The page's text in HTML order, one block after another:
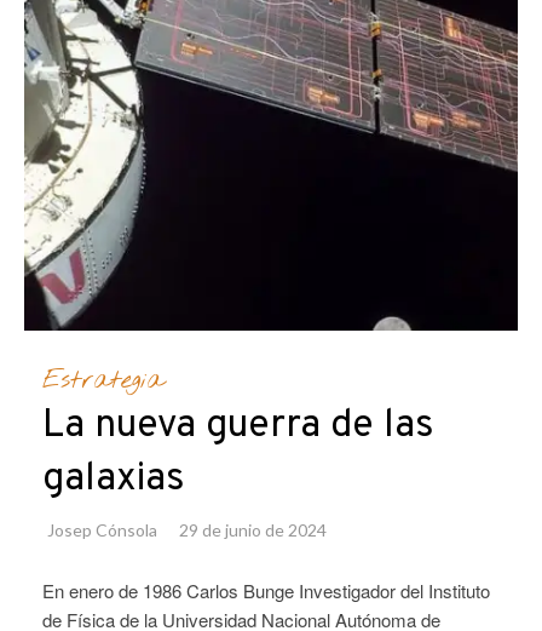
Estrategia
La nueva guerra de las
galaxias
Josep Cónsola 29 de junio de 2024
En enero de 1986 Carlos Bunge Investigador del Instituto
de Física de la Universidad Nacional Autónoma de